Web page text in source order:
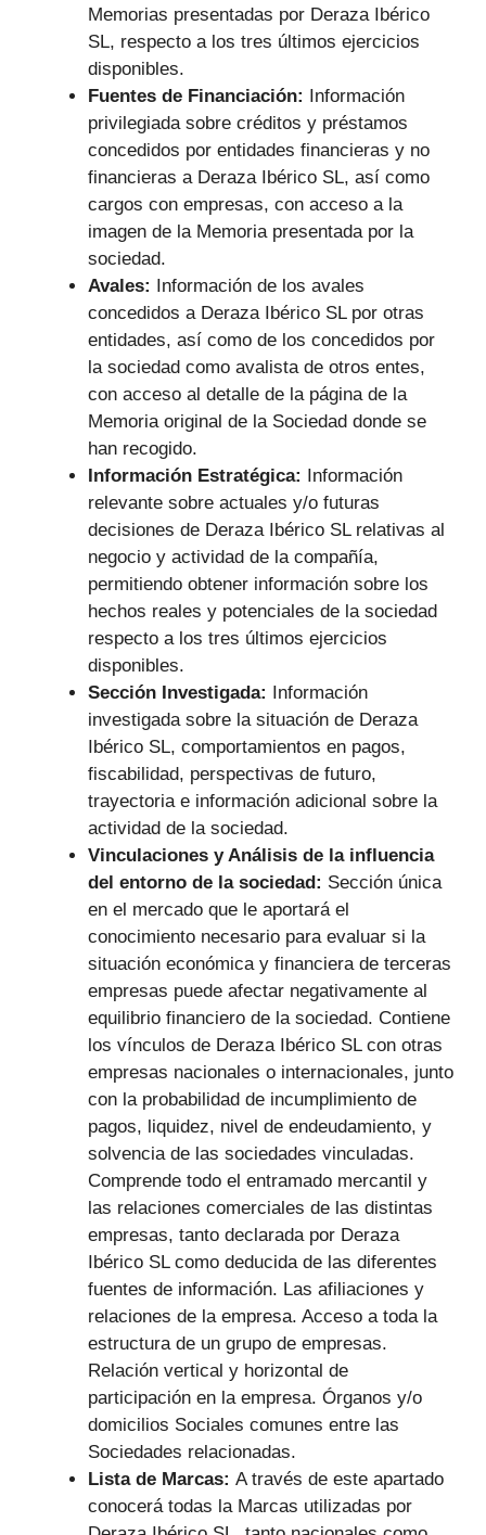
Memorias presentadas por Deraza Ibérico
SL, respecto a los tres últimos ejercicios
disponibles.
Fuentes de Financiación: Información
privilegiada sobre créditos y préstamos
concedidos por entidades financieras y no
financieras a Deraza Ibérico SL, así como
cargos con empresas, con acceso a la
imagen de la Memoria presentada por la
sociedad.
Avales: Información de los avales
concedidos a Deraza Ibérico SL por otras
entidades, así como de los concedidos por
la sociedad como avalista de otros entes,
con acceso al detalle de la página de la
Memoria original de la Sociedad donde se
han recogido.
Información Estratégica: Información
relevante sobre actuales y/o futuras
decisiones de Deraza Ibérico SL relativas al
negocio y actividad de la compañía,
permitiendo obtener información sobre los
hechos reales y potenciales de la sociedad
respecto a los tres últimos ejercicios
disponibles.
Sección Investigada: Información
investigada sobre la situación de Deraza
Ibérico SL, comportamientos en pagos,
fiscabilidad, perspectivas de futuro,
trayectoria e información adicional sobre la
actividad de la sociedad.
Vinculaciones y Análisis de la influencia
del entorno de la sociedad: Sección única
en el mercado que le aportará el
conocimiento necesario para evaluar si la
situación económica y financiera de terceras
empresas puede afectar negativamente al
equilibrio financiero de la sociedad. Contiene
los vínculos de Deraza Ibérico SL con otras
empresas nacionales o internacionales, junto
con la probabilidad de incumplimiento de
pagos, liquidez, nivel de endeudamiento, y
solvencia de las sociedades vinculadas.
Comprende todo el entramado mercantil y
las relaciones comerciales de las distintas
empresas, tanto declarada por Deraza
Ibérico SL como deducida de las diferentes
fuentes de información. Las afiliaciones y
relaciones de la empresa. Acceso a toda la
estructura de un grupo de empresas.
Relación vertical y horizontal de
participación en la empresa. Órganos y/o
domicilios Sociales comunes entre las
Sociedades relacionadas.
Lista de Marcas: A través de este apartado
conocerá todas la Marcas utilizadas por